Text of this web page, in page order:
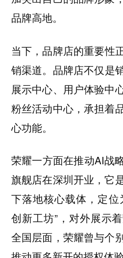
品牌高地。
当下， 品牌店的重要性
销渠道。 品牌店不仅是
展示中心、用户体验中
粉丝活动中心，承担着
心功能。
荣耀一方面在推动AI战
旗舰店在深圳开业，它
下落地核心载体，定位
创新工坊”，对外展示
全国层面，荣耀曾与个